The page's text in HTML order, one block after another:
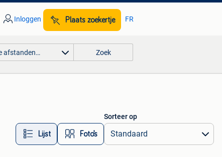
Inloggen Plaats zoekertje FR
afstanden… Zoek
Lijst Foto’s
Sorteer op